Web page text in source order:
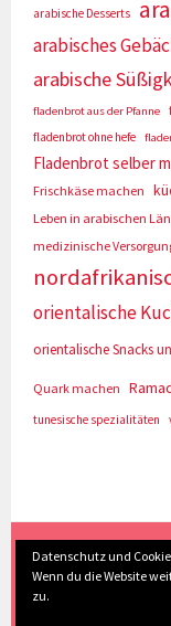
arabische Desserts
arabisches
arabische
fladenbrot aus der Pfanne
fladenbrot ohne hefe
Fladenbrot selber
Frischkäse machen
Leben in arabischen
medizinische
orientalische
orientalische Snacks
Quark machen
tunesische spezialitäten
(c) Eva
Datenschutz und
Wenn du die Website
zu.